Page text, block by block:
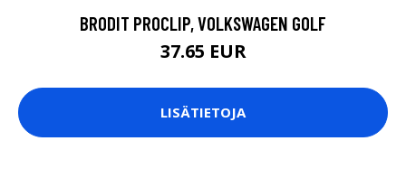
BRODIT PROCLIP, VOLKSWAGEN GOLF
37.65 EUR
LISÄTIETOJA